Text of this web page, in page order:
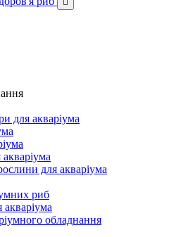
для акваріума
для акваріума
риб
обладнання